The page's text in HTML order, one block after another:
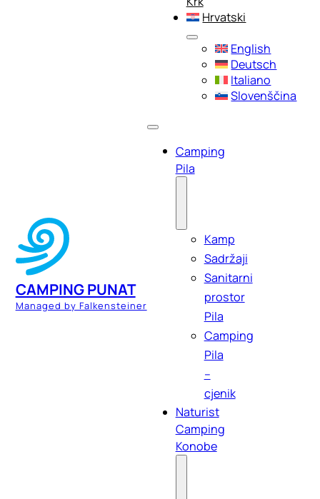
CAMPING PUNAT
Managed by Falkensteiner
Hrvatski
English
Deutsch
Italiano
Slovenščina
Camping
Pila
Kamp
Sadržaji
Sanitarni
prostor
Pila
Camping
Pila
–
cjenik
Naturist
Camping
Konobe